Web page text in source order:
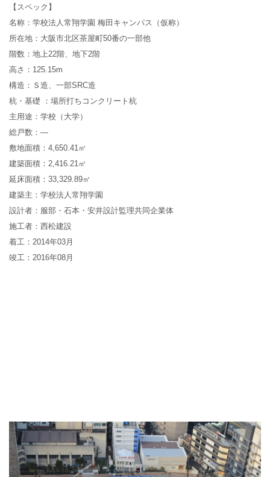
【スペック】
名称： 学校法人常翔学園 梅田キャンパス（仮称）
所在地： 大阪市北区茶屋町50番の一部他
階数： 地上22階、地下2階
高さ： 125.15m
構造： Ｓ造、一部SRC造
杭・基礎
：場所打ちコンクリート杭
主用途： 学校（大学）
総戸数： —
敷地面積 ： 4,650.41 ㎡
建築面積 ： 2,416.21 ㎡
延床面積 ： 33,329.89㎡
建築主： 学校法人常翔学園
設計者： 服部・石本・安井設計監理共同企業体
施工者： 西松建設
着工： 2014年03 月
竣工： 2016年08 月